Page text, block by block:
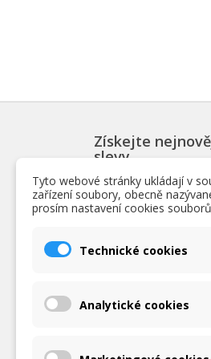
Získejte
slevy
PRODUKTY
Nejpopulárnější
Tyto webové stránky ukládají v
zařízení soubory, obecně
prosím nastavení cookies
Technické cookies
Analytické cookies